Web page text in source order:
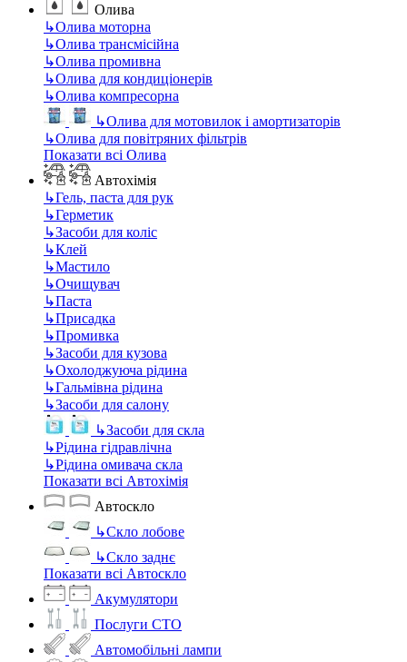
Олива
↳Олива моторна
↳Олива трансмісійна
↳Олива промивна
↳Олива для кондиціонерів
↳Олива компресорна
↳Олива для мотовилок і амортизаторів
↳Олива для повітряних фільтрів
Показати всі Олива
Автохімія
↳Гель, паста для рук
↳Герметик
↳Засоби для коліс
↳Клей
↳Мастило
↳Очищувач
↳Паста
↳Присадка
↳Промивка
↳Засоби для кузова
↳Охолоджуюча рідина
↳Гальмівна рідина
↳Засоби для салону
↳Засоби для скла
↳Рідина гідравлічна
↳Рідина омивача скла
Показати всі Автохімія
Автоскло
↳Скло лобове
↳Скло заднє
Показати всі Автоскло
Акумулятори
Послуги СТО
Автомобільні лампи